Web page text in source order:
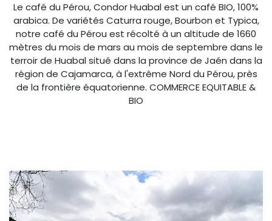
Le café du Pérou, Condor Huabal est un café BIO, 100%
arabica. De variétés Caturra rouge, Bourbon et Typica,
notre café du Pérou est récolté à un altitude de 1660
mètres du mois de mars au mois de septembre dans le
terroir de Huabal situé dans la province de Jaén dans la
région de Cajamarca, à l'extrême Nord du Pérou, près
de la frontière équatorienne. COMMERCE EQUITABLE &
BIO